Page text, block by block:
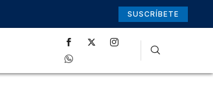
SUSCRÍBETE